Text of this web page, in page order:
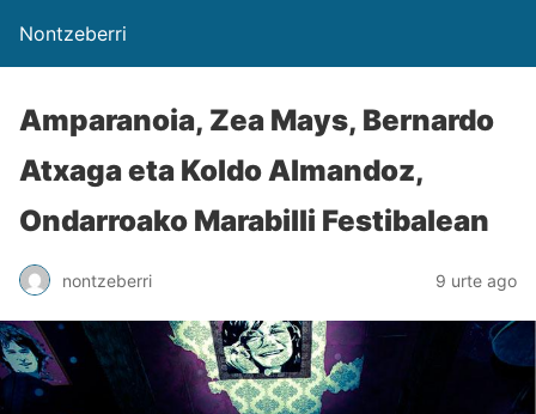
Nontzeberri
Amparanoia, Zea Mays, Bernardo
Atxaga eta Koldo Almandoz,
Ondarroako Marabilli Festibalean
nontzeberri 9 urte ago